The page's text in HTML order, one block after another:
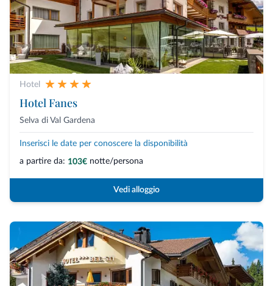
Hotel
Hotel Fanes
Selva di Val Gardena
Inserisci le date per conoscere la disponibilità
a partire da: 103€ notte/persona
Vedi alloggio